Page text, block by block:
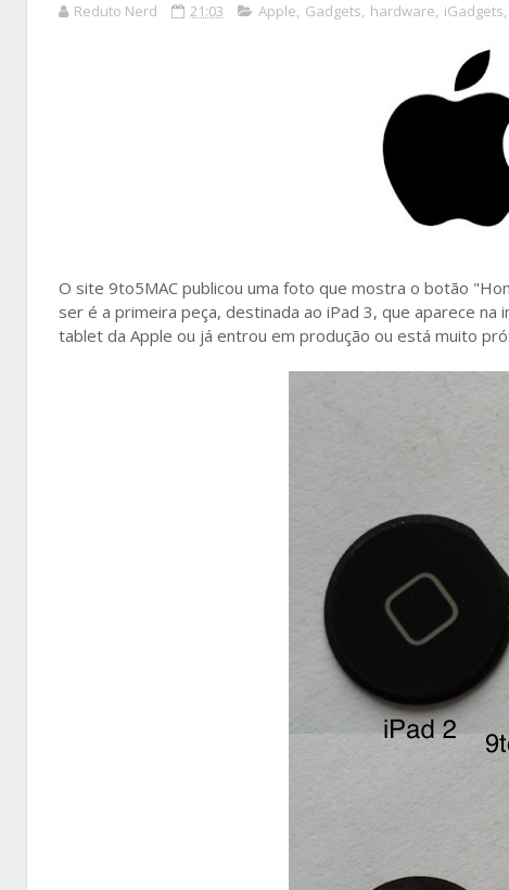
Reduto Nerd 21:03 Apple, Gadgets, hardware, iGadgets,
O site 9to5MAC publicou uma foto que mostra o botão
ser é a primeira peça, destinada ao iPad 3, que aparece
tablet da Apple ou já entrou em produção ou está muito